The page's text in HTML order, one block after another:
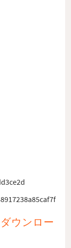
ダウンロー